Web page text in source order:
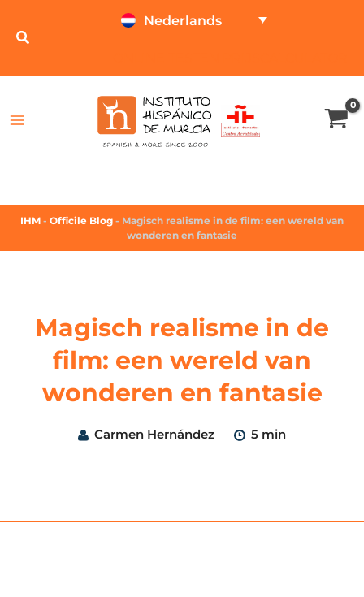
Nederlands
IHM - Officile Blog - Magisch realisme in de film: een wereld van
wonderen en fantasie
Magisch realisme in de
film: een wereld van
wonderen en fantasie
Carmen Hernández 5 min